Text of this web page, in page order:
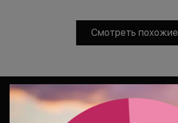
Смотреть похожие
Консультация